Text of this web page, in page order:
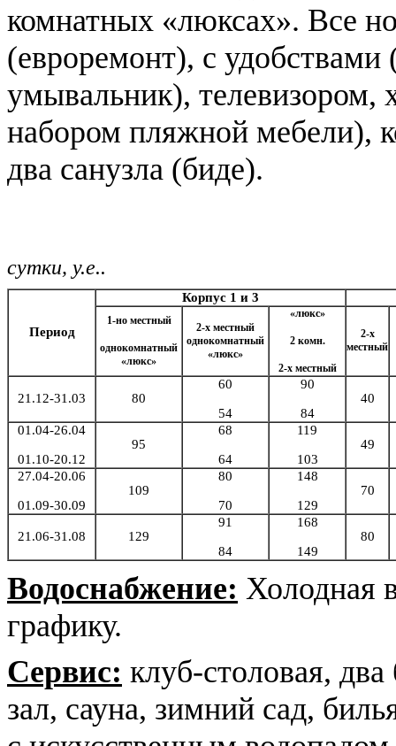
комнатных «люксах». Все
(евроремонт), с удобствами
умывальник), телевизором,
набором пляжной мебели),
два санузла (биде).
сутки, у.е..
Период
Корпус 1 и 3
1-но местный
однокомнатный
«люкс»
2-х местный
однокомнатный
«люкс»
«люкс»
2 комн.
2-х местный
2-х
местный
21.12-31.03 80
60
54
90
84
40
01.04-26.04
01.10-20.12
95
68
64
119
103
49
27.04-20.06
01.09-30.09
109
80
70
148
129
70
21.06-31.08 129
91
84
168
149
80
Водоснабжение: Холодная
графику.
Сервис: клуб-столовая,
зал, сауна, зимний сад,